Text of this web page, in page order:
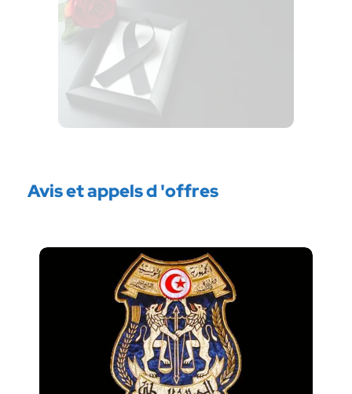
Avis et appels d 'offres